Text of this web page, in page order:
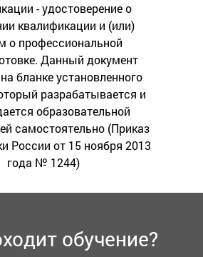
- удостоверение о
квалификации и (или)
о профессиональной
Данный документ
бланке установленного
разрабатывается и
образовательной
самостоятельно (Приказ
России от 15 ноября 2013
года № 1244)
обучение?